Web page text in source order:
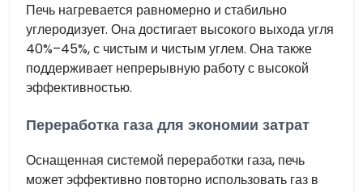
Печь нагревается равномерно и стабильно
углеродизует. Она достигает высокого выхода угля
40%–45%, с чистым и чистым углем. Она также
поддерживает непрерывную работу с высокой
эффективностью.
Переработка газа для экономии затрат
Оснащенная системой переработки газа, печь
может эффективно повторно использовать газ в